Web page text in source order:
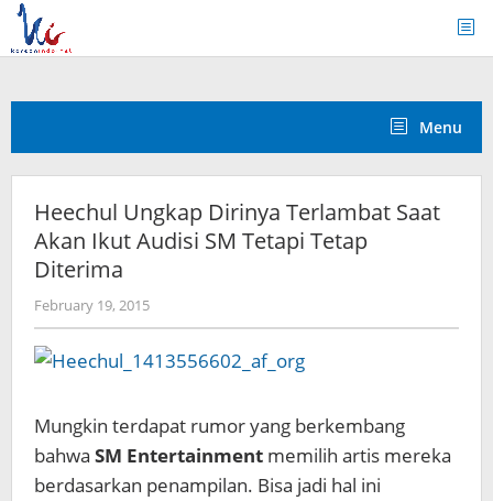
Skip
content
Menu
Heechul Ungkap Dirinya Terlambat Saat
Akan Ikut Audisi SM Tetapi Tetap
Diterima
February 19, 2015by
Koreanindo
Mungkin terdapat rumor yang berkembang
bahwa SM Entertainment memilih artis mereka
berdasarkan penampilan. Bisa jadi hal ini